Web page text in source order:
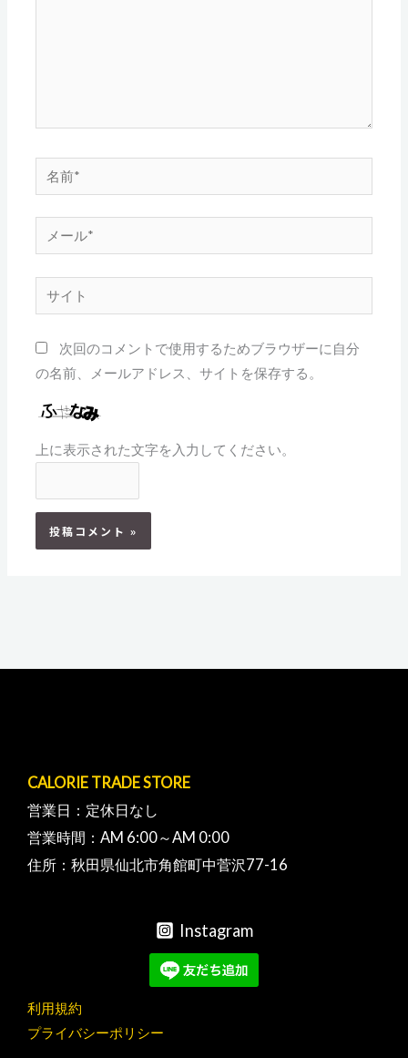
前
*
ー
ル
イ
次回のコメントで使用するためブラウザーに自分
の名前、メールアドレス、サイトを保存する。
上に表示された文字を入力してください。
CALORIE TRADE STORE
営業日：定休日なし
営業時間：AM 6:00～AM 0:00
住所：秋田県仙北市角館町中菅沢77-16
Instagram
利用規約
プライバシーポリシー